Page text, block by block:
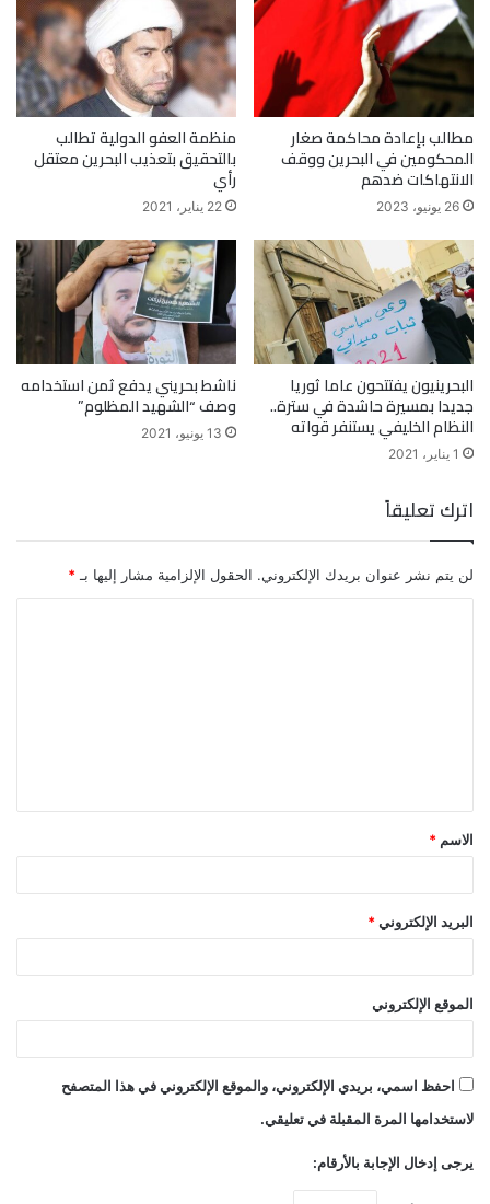
مطالب بإعادة محاكمة صغار
المحكومين في البحرين ووقف
الانتهاكات ضدهم
26 يونيو، 2023
منظمة العفو الدولية تطالب
بالتحقيق بتعذيب البحرين معتقل
رأي
22 يناير، 2021
البحرينيون يفتتحون عاما ثوريا
جديدا بمسيرة حاشدة في سترة..
النظام الخليفي يستنفر قواته
1 يناير، 2021
ناشط بحريني يدفع ثمن استخدامه
وصف “الشهيد المظلوم”
13 يونيو، 2021
اترك تعليقاً
لن يتم نشر عنوان بريدك الإلكتروني. الحقول الإلزامية مشار إليها بـ *
ق
*
الاسم *
البريد الإلكتروني *
الموقع الإلكتروني
احفظ اسمي، بريدي الإلكتروني، والموقع الإلكتروني في هذا المتصفح
لاستخدامها المرة المقبلة في تعليقي.
يرجى إدخال الإجابة بالأرقام: